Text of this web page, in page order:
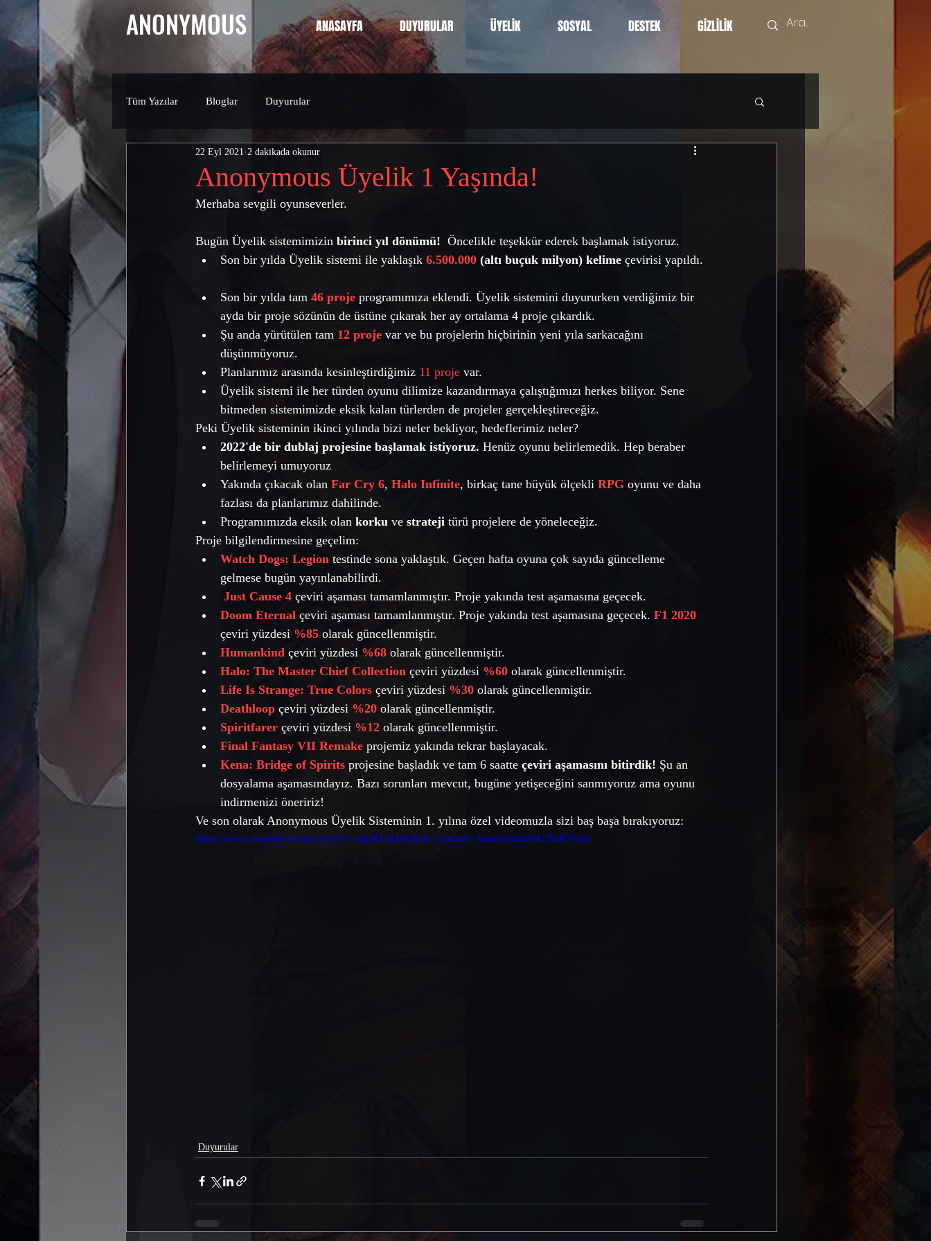
ANONYMOUS ANASAYFA DUYURULAR ÜYELİK SOSYAL DESTEK GİZLİLİK
Tüm Yazılar Bloglar Duyurular
Anonymous Üyelik 1 Yaşında!
22 Eyl 2021 2 dakikada okunur
Merhaba sevgili oyunseverler.
Bugün Üyelik sistemimizin birinci yıl dönümü!
  Öncelikle teşekkür ederek başlamak istiyoruz.
Son bir yılda Üyelik sistemi ile yaklaşık 6.500.000 (altı buçuk milyon) kelime çevirisi yapıldı.
Son bir yılda tam 46 proje programımıza eklendi. Üyelik sistemini duyururken verdiğimiz bir
ayda bir proje sözünün de üstüne çıkarak her ay ortalama 4 proje çıkardık.
Şu anda yürütülen tam 12 proje var ve bu projelerin hiçbirinin yeni yıla sarkacağını
düşünmüyoruz.
Planlarımız arasında kesinleştirdiğimiz 11 proje var.
Üyelik sistemi ile her türden oyunu dilimize kazandırmaya çalıştığımızı herkes biliyor. Sene
bitmeden sistemimizde eksik kalan türlerden de projeler gerçekleştireceğiz.
Peki Üyelik sisteminin ikinci yılında bizi neler bekliyor, hedeflerimiz neler?
2022'de bir dublaj projesine başlamak istiyoruz. Henüz oyunu belirlemedik. Hep beraber
belirlemeyi umuyoruz
Yakında çıkacak olan Far Cry 6, Halo Infinite, birkaç tane büyük ölçekli RPG oyunu ve daha
fazlası da planlarımız dahilinde.
Programımızda eksik olan korku ve strateji türü projelere de yöneleceğiz.
Proje bilgilendirmesine geçelim:
Watch Dogs: Legion testinde sona yaklaştık. Geçen hafta oyuna çok sayıda güncelleme
gelmese bugün yayınlanabilirdi.
Just Cause 4 çeviri aşaması tamamlanmıştır. Proje yakında test aşamasına geçecek.
Doom Eternal çeviri aşaması tamamlanmıştır. Proje yakında test aşamasına geçecek. F1 2020
çeviri yüzdesi %85 olarak güncellenmiştir.
Humankind çeviri yüzdesi %68 olarak güncellenmiştir.
Halo: The Master Chief Collection çeviri yüzdesi %60 olarak güncellenmiştir.
Life Is Strange: True Colors çeviri yüzdesi %30 olarak güncellenmiştir.
Deathloop çeviri yüzdesi %20 olarak güncellenmiştir.
Spiritfarer çeviri yüzdesi %12 olarak güncellenmiştir.
Final Fantasy VII Remake projemiz yakında tekrar başlayacak.
Kena: Bridge of Spirits projesine başladık ve tam 6 saatte çeviri aşamasını bitirdik! Şu an
dosyalama aşamasındayız. Bazı sorunları mevcut, bugüne yetişeceğini sanmıyoruz ama oyunu
indirmenizi öneririz!
Ve son olarak Anonymous Üyelik Sisteminin 1. yılına özel videomuzla sizi baş başa bırakıyoruz:
https://www.youtube.com/watch?v=-qujRLhj1dc&ab_channel=Anonymous%C3%87eviri
Duyurular